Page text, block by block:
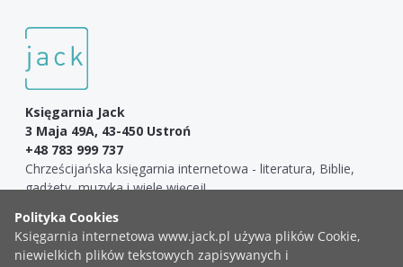
Księgarnia Jack
3 Maja 49A, 43-450 Ustroń
+48 783 999 737
Chrześcijańska księgarnia internetowa - literatura, Biblie,
gadżety, muzyka i wiele więcej!